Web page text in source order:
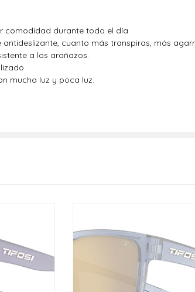
comodidad durante todo el día.
cuanto más transpiras, más
a los arañazos.
mucha luz y poca luz.